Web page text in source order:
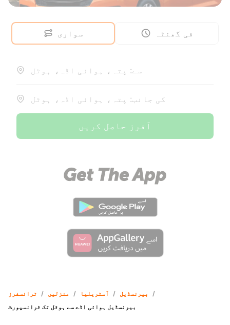
سواری فی گھنٹہ
سے: پتہ، ہوائی اڈہ، ہوٹل
کی جانب: پتہ، ہوائی اڈہ، ہوٹل
آفرز حاصل کریں
ٹرانسفرز / منزلیں / آسٹریلیا / بیرنسڈیل
/
بیرنسڈیل ہوائی اڈے سے ہوٹل تک ٹرانسپورٹ